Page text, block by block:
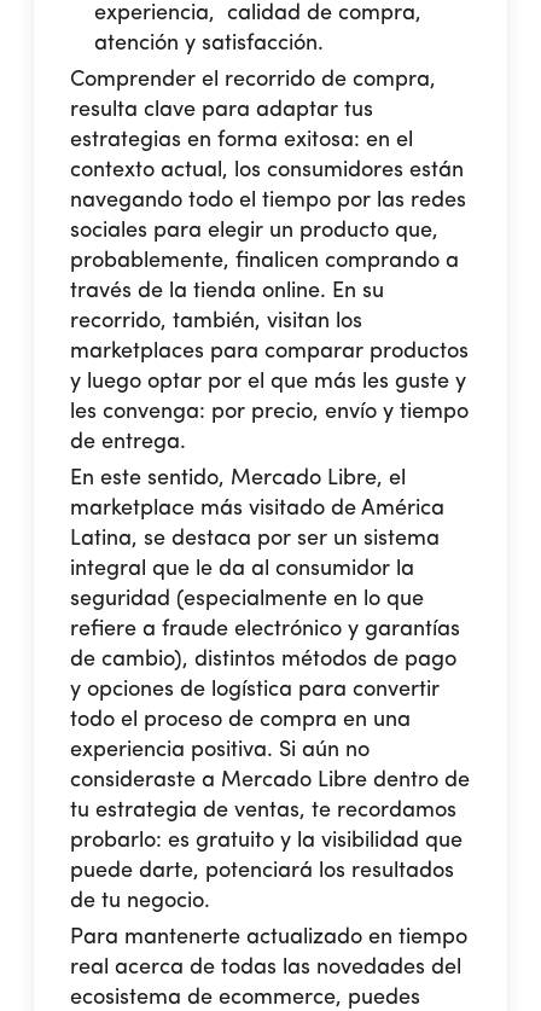
experiencia, calidad de compra,
atención y satisfacción.
Comprender el recorrido de compra,
resulta clave para adaptar tus
estrategias en forma exitosa: en el
contexto actual, los consumidores están
navegando todo el tiempo por las redes
sociales para elegir un producto que,
probablemente, finalicen comprando a
través de la tienda online. En su
recorrido, también, visitan los
marketplaces para comparar productos
y luego optar por el que más les guste y
les convenga: por precio, envío y tiempo
de entrega.
En este sentido, Mercado Libre, el
marketplace más visitado de América
Latina, se destaca por ser un sistema
integral que le da al consumidor la
seguridad (especialmente en lo que
refiere a fraude electrónico y garantías
de cambio), distintos métodos de pago
y opciones de logística para convertir
todo el proceso de compra en una
experiencia positiva. Si aún no
consideraste a Mercado Libre dentro de
tu estrategia de ventas, te recordamos
probarlo: es gratuito y la visibilidad que
puede darte, potenciará los resultados
de tu negocio.
Para mantenerte actualizado en tiempo
real acerca de todas las novedades del
ecosistema de ecommerce, puedes